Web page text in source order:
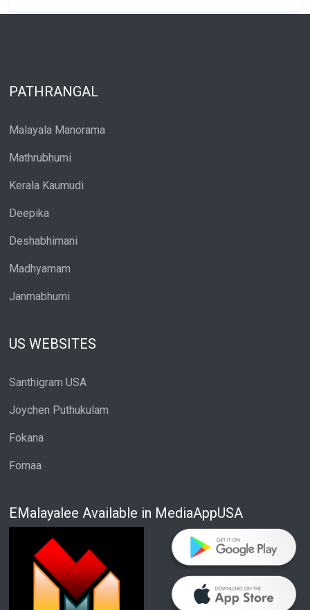
PATHRANGAL
Malayala Manorama
Mathrubhumi
Kerala Kaumudi
Deepika
Deshabhimani
Madhyamam
Janmabhumi
US WEBSITES
Santhigram USA
Joychen Puthukulam
Fokana
Fomaa
EMalayalee Available in MediaAppUSA